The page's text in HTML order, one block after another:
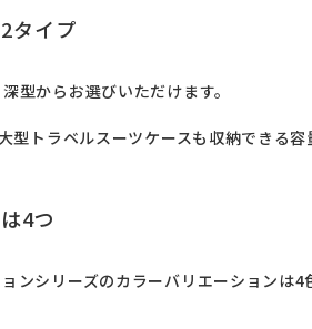
タイプ
型からお選びいただけます。
型トラベルスーツケースも収納できる
4つ
ンシリーズのカラーバリエーションは